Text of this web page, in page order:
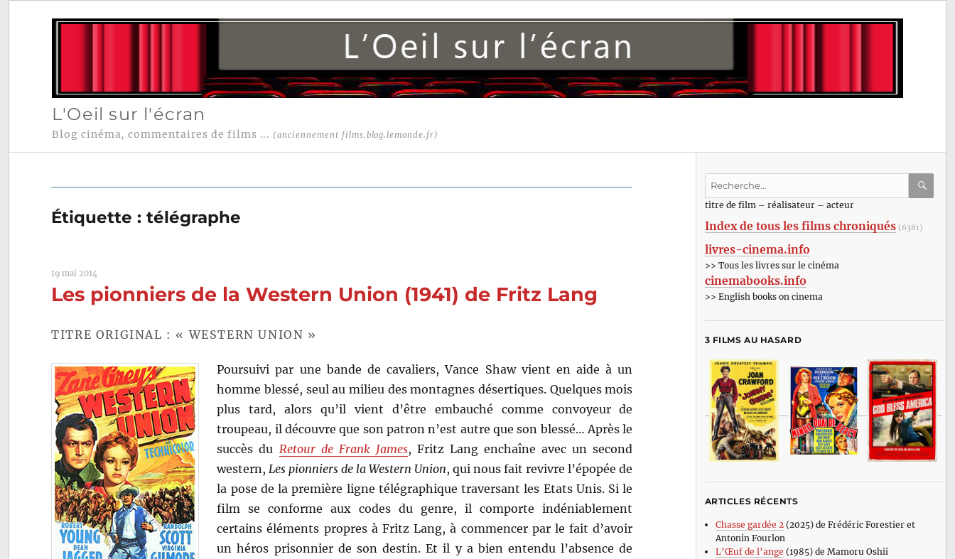
L'Oeil sur l'écran
Blog cinéma, commentaires de films ... (anciennement films.blog.lemonde.fr)
Étiquette :télégraphe
19 mai 2014
Les pionniers de la Western Union (1941) de Fritz Lang
TITRE ORIGINAL : « WESTERN UNION »
Poursuivi par une bande de cavaliers, Vance Shaw vient en aide à un
homme blessé, seul au milieu des montagnes désertiques. Quelques mois
plus tard, alors qu’il vient d’être embauché comme convoyeur de
troupeau, il découvre que son patron n’est autre que son blessé… Après le
succès du Retour de Frank James, Fritz Lang enchaîne avec un second
western, Les pionniers de laWestern Union, qui nous fait revivre l’épopée de
la pose de la première ligne télégraphique traversant les Etats Unis. Si le
film se conforme aux codes du genre, il comporte indéniablement
certains éléments propres à Fritz Lang, à commencer par le fait d’avoir
un héros prisonnier de son destin. Et il y a bien entendu l’absence de
Recherche
:titre de film – réalisateur – acteur
Index de tous les films chroniqués (6381)
livres-cinema.info
>> Tous les livres sur le cinéma
cinemabooks.info
>> English books on cinema
3 FILMS AU HASARD
ARTICLES RÉCENTS
Chasse gardée 2(2025) de Frédéric Forestier et
Antonin Fourlon
L’Œuf de l’ange (1985) de Mamoru Oshii